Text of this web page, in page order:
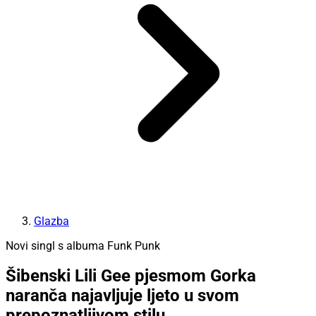
Glazba
Novi singl s albuma Funk Punk
Šibenski Lili Gee pjesmom Gorka
naranča najavljuje ljeto u svom